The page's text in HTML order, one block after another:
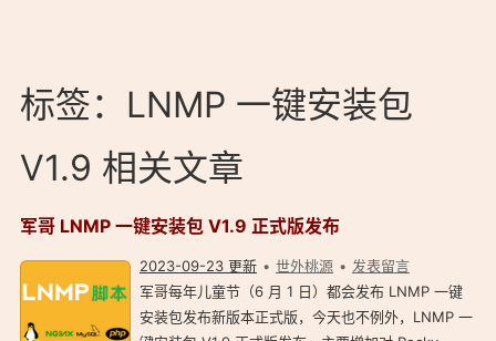
标签：LNMP 一键安装包
V1.9 相关文章
军哥 LNMP 一键安装包 V1.9 正式版发布
2023-09-23 更新 世外桃源
发表留言
军哥每年儿童节（6 月 1 日）都会发布 LNMP 一键
安装包发布新版本正式版，今天也不例外，LNMP 一